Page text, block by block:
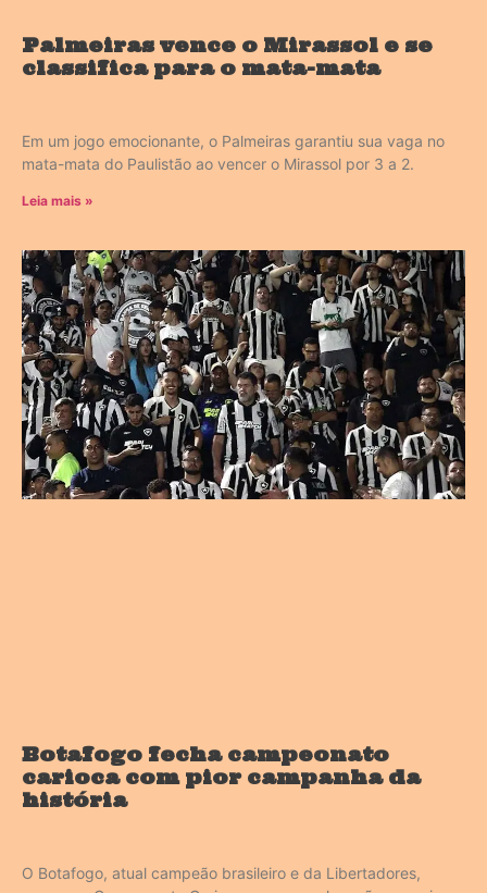
Palmeiras vence o Mirassol e se
classifica para o mata-mata
Em um jogo emocionante, o Palmeiras garantiu sua vaga no
mata-mata do Paulistão ao vencer o Mirassol por 3 a 2.
Leia mais »
Botafogo fecha campeonato
carioca com pior campanha da
história
O Botafogo, atual campeão brasileiro e da Libertadores,